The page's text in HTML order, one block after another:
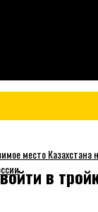
место
в